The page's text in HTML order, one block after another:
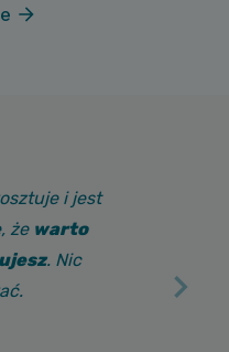
i jest
że warto
. Nic